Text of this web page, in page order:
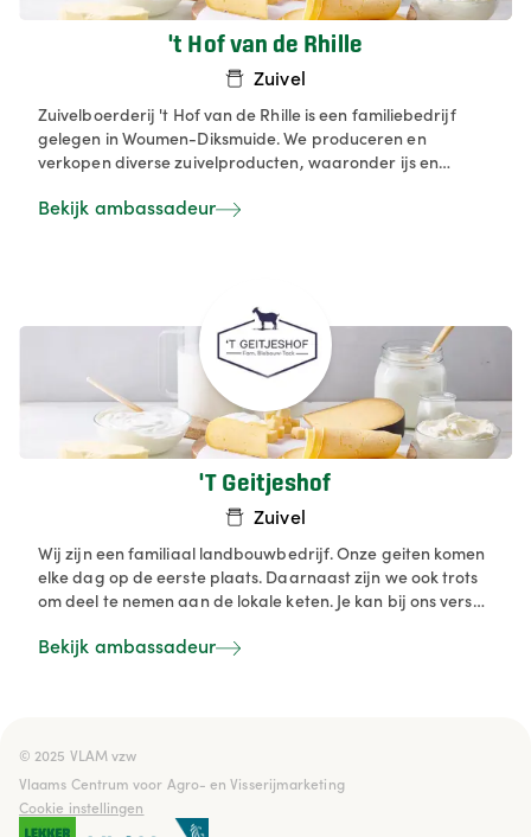
't Hof van de Rhille
Zuivel
Zuivelboerderij 't Hof van de Rhille is een familiebedrijf
gelegen in Woumen-Diksmuide. We produceren en
verkopen diverse zuivelproducten, waaronder ijs en
Daarnaast bieden ze activiteiten zoals hoevepicknicks,
Bekijk ambassadeur
'T Geitjeshof
Zuivel
Wij zijn een familiaal landbouwbedrijf. Onze geiten komen
elke dag op de eerste plaats. Daarnaast zijn we ook trots
om deel te nemen aan de lokale keten. Je kan bij ons verse
en hoeveijs en ijsdesserten.
Bekijk ambassadeur
© 2025 VLAM vzw
Vlaams Centrum voor Agro- en Visserijmarketing
Cookie instellingen